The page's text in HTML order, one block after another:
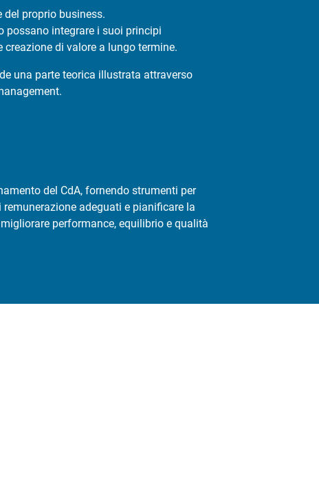
del proprio business.
possano integrare i suoi principi
di valore a lungo termine.
una parte teorica illustrata attraverso
del CdA, fornendo strumenti per
adeguati e pianificare la
performance, equilibrio e qualità